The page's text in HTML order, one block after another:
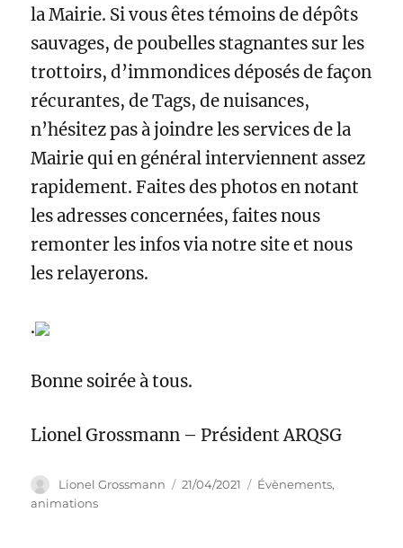
la Mairie. Si vous êtes témoins de dépôts
sauvages, de poubelles stagnantes sur les
trottoirs, d’immondices déposés de façon
récurantes, de Tags, de nuisances,
n’hésitez pas à joindre les services de la
Mairie qui en général interviennent assez
rapidement. Faites des photos en notant
les adresses concernées, faites nous
remonter les infos via notre site et nous
les relayerons.
.
Bonne soirée à tous.
Lionel Grossmann – Président ARQSG
Auteur
Lionel Grossmann
Publié
21/04/2021 Catégories
Évènements,
animations